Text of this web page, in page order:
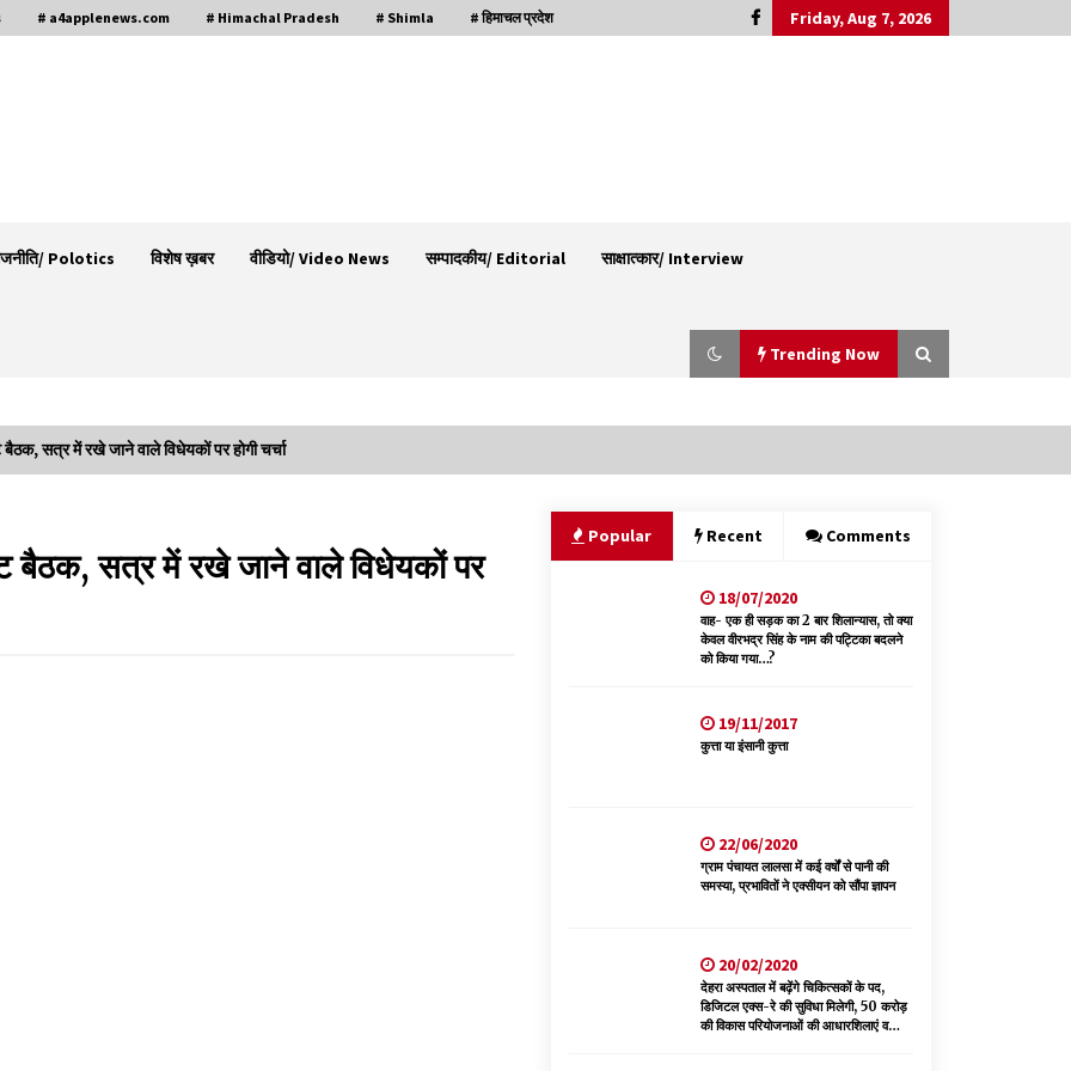
# a4applenews.com # Himachal Pradesh # Shimla # हिमाचल प्रदेश Friday, Aug 7, 2026
Polotics विशेष ख़बर वीडियो/ Video News सम्पादकीय/ Editorial साक्षात्कार/ Interview
Trending Now
07/08/2026
भ्रष्टाचार से अर्जित संपत्ति जब्त कर गरीबों में बांटेगी
हिमाचल सरकार -CM
06/08/2026
सार्वजनिक करें: नरेश चौहान
06/08/2026
378.48 करोड़ की लागत से बैलेंस कार्य का अवार्ड जारी :
05/08/2026
सत्र में रखे जाने वाले विधेयकों पर होगी चर्चा
बैठक, सत्र में रखे जाने वाले विधेयकों पर
Popular Recent Comments
18/07/2020
वाह- एक ही सड़क का 2 बार शिलान्यास, तो क्या
केवल वीरभद्र सिंह के नाम की पट्टिका बदलने
को किया गया…?
19/11/2017
कुत्ता या इंसानी कुत्ता
22/06/2020
ग्राम पंचायत लालसा में कई वर्षों से पानी की
समस्या, प्रभावितों ने एक्सीयन को सौंपा ज्ञापन
20/02/2020
देहरा अस्पताल में बढ़ेंगे चिकित्सकों के पद,
डिजिटल एक्स-रे की सुविधा मिलेगी, 50 करोड़
की विकास परियोजनाओं की आधारशिलाएं व